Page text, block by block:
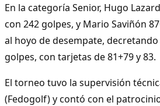
En la categoría Senior, Hugo
con 242 golpes, y Mario Saviñón
al hoyo de desempate,
golpes, con tarjetas de 81+79 y 83.
El torneo tuvo la supervisión
(Fedogolf) y contó con el